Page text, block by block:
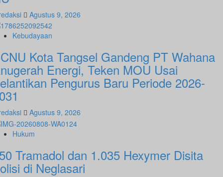
Agustus 9, 2026
Kebudayaan
Kota Tangsel Gandeng PT Wahana
Energi, Teken MOU Usai
Pengurus Baru Periode 2026-
Agustus 9, 2026
Hukum
Tramadol dan 1.035 Hexymer Disita
di Neglasari